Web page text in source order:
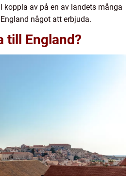
koppla av på en av landets många
något att erbjuda.
till England?